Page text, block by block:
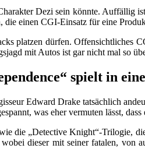
Dezi sein könnte. Auffällig
einen CGI-Einsatz für eine
platzen dürfen. Offensichtliches
mit Autos ist gar nicht mal so
spielt in
Edward Drake tatsächlich
was eher vermuten lässt,
die „Detective Knight“-Trilogie,
dieser mit seiner fatalen, von